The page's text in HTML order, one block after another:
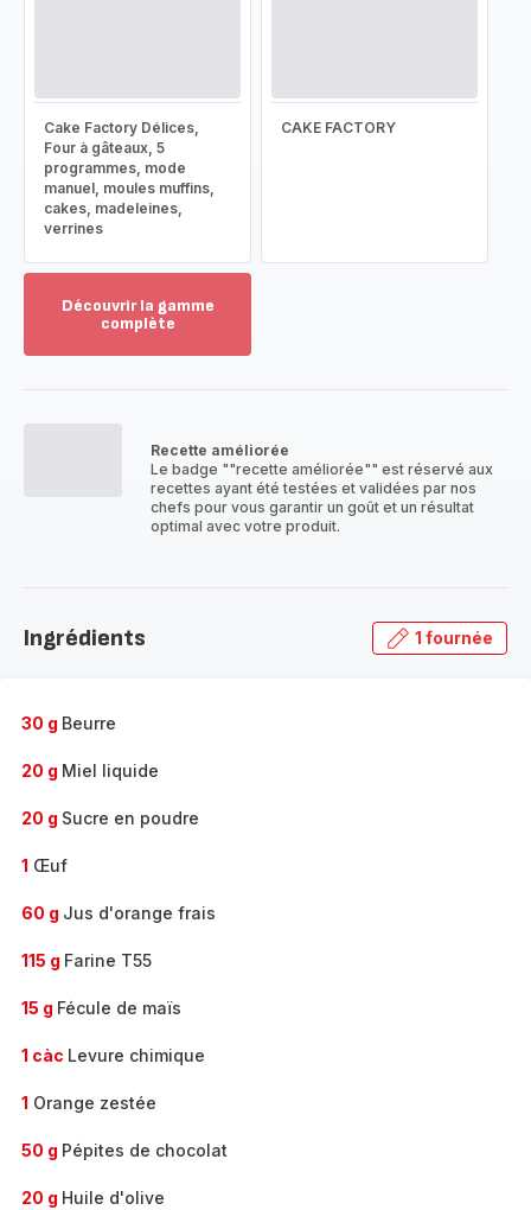
Cake Factory Délices,
Four à gâteaux, 5
programmes, mode
manuel, moules muffins,
cakes, madeleines,
verrines
CAKE FACTORY
Découvrir la gamme
complète
Recette améliorée
Le badge ""recette améliorée"" est réservé aux
recettes ayant été testées et validées par nos
chefs pour vous garantir un goût et un résultat
optimal avec votre produit.
Ingrédients 1 fournée
30 g Beurre
20 g Miel liquide
20 g Sucre en poudre
1 Œuf
60 g Jus d'orange frais
115 g Farine T55
15 g Fécule de maïs
1 càc Levure chimique
1 Orange zestée
50 g Pépites de chocolat
20 g Huile d'olive